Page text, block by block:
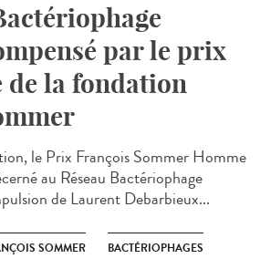
par le prix
la fondation
le Prix François Sommer Homme
au Réseau Bactériophage
de Laurent Debarbieux...
SOMMER BACTÉRIOPHAGES